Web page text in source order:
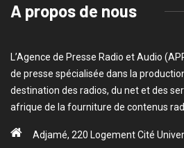
A propos de nous
L’Agence de Presse Radio et Audio
de presse spécialisée dans la
destination des radios, du net et des
afrique de la fourniture de contenus
Adjamé, 220 Logement Cité